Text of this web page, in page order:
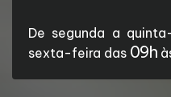
De segunda a
sexta-feira das 09h